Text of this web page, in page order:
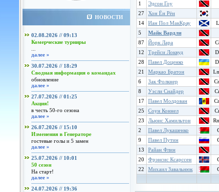
НОВОСТИ
02.08.2026 // 09:13
Комерческие турниры
далее »
30.07.2026 // 18:29
Сводная информация о командах
обновление
далее »
27.07.2026 // 01:25
Акция!
в честь 50-го сезона
далее »
26.07.2026 // 15:10
Изменения в Генераторе
гостевые голы и 5 замен
далее »
25.07.2026 // 10:01
50 сезон
На старт!
далее »
24.07.2026 // 19:36
1
Эдсон Гоу
27
Хон Ён Рён
14
Иан Пол МакКрау
5
Майк Вардли
87
Йорк Лара
12
Трейси Локвуд
28
Павел Доценко
21
Маркао Братон
6
Зак Фолкнер
8
Уэсли Снайдер
17
Павел Молдован
25
Соун Коннел
23
Льюис Хамильтон
2
Павел Лукашенко
9
Павел Путин
13
Райан Флин
20
Фрэнсис Ксарссен
22
Михаил Завальнюк